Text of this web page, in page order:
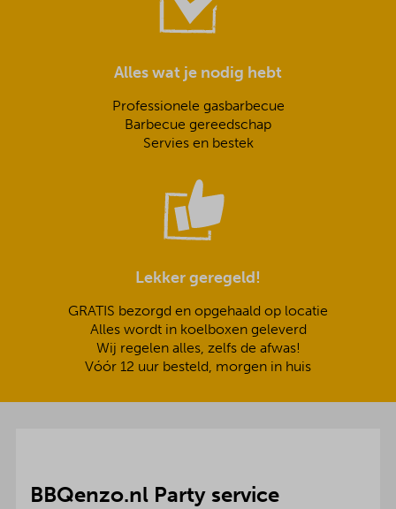
Alles wat je nodig hebt
Professionele gasbarbecue
Barbecue gereedschap
Servies en bestek
Lekker geregeld!
GRATIS bezorgd en opgehaald op locatie
Alles wordt in koelboxen geleverd
Wij regelen alles, zelfs de afwas!
Vóór 12 uur besteld, morgen in huis
BBQenzo.nl Party service